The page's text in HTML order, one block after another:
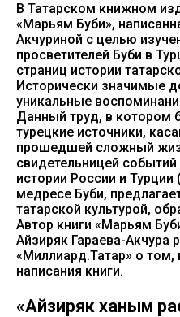
В Татарском книжном
«Марьям Буби»,
Акчуриной с целью
просветителей Буби в
страниц истории
Исторически значимые
уникальные
Данный труд, в котором
турецкие источники,
прошедшей сложный
свидетельницей
истории России и
медресе Буби,
татарской культурой,
Автор книги «Марьям
Айзиряк Гараева-Акчура
«Миллиард.Татар» о том,
написания книги.
«Айзиряк ханым